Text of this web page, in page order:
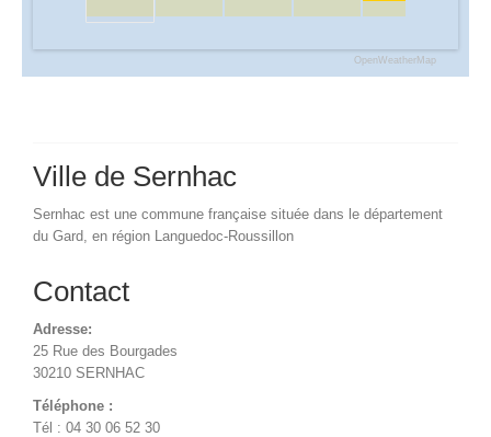
OpenWeatherMap
Ville de Sernhac
Sernhac est une commune française située dans le département
du Gard, en région Languedoc-Roussillon
Contact
Adresse:
25 Rue des Bourgades
30210 SERNHAC
Téléphone :
Tél : 04 30 06 52 30